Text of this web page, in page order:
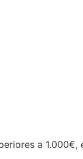
a 1.000€,